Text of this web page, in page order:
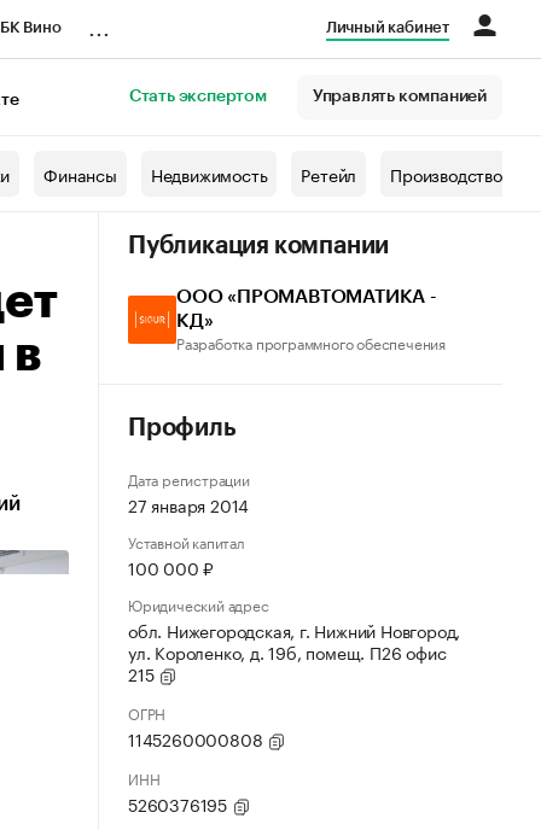
Вино Личный кабинет
Стать экспертом Управлять компанией
Финансы Недвижимость Ретейл Производство
в
Публикация компании
ООО «ПРОМАВТОМАТИКА -
КД»
Разработка программного обеспечения
Профиль
Дата регистрации
27 января 2014
Уставной капитал
100 000 ₽
Юридический адрес
обл. Нижегородская, г. Нижний Новгород,
ул. Короленко, д. 19б, помещ. П26 офис
215
ОГРН
1145260000808
ИНН
5260376195